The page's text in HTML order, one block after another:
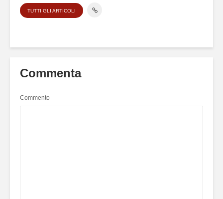
TUTTI GLI ARTICOLI
Commenta
Commento